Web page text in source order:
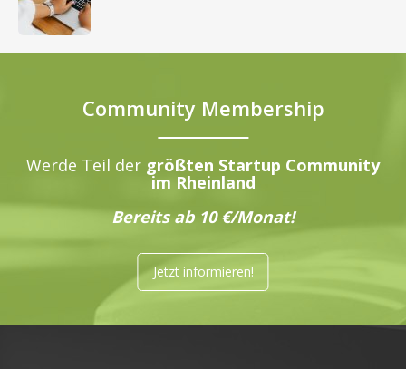
Community Membership
Werde Teil der größten Startup Community
im Rheinland
Bereits ab 10 €/Monat!
Jetzt informieren!